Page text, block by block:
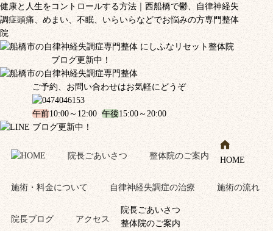
健康と人生をコントロールする方法｜西船橋で鬱、自律神経失
調症頭痛、めまい、不眠、いらいらなどでお悩みの方専門整体
院
ブログ更新中！
ご予約、お問い合わせはお気軽にどうぞ
午前10:00～12:00 午後15:00～20:00
ブログ更新中！
院長ごあいさつ 整体院のご案内
施術・料金について 自律神経失調症の治療 施術の流れ
院長ブログ アクセス
HOME
院長ごあいさつ
整体院のご案内